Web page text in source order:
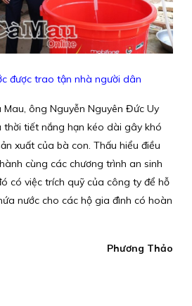
được trao tận nhà người dân
ông Nguyễn Nguyên Đức Uy
thời tiết nắng hạn kéo dài gây khó
xuất của bà con. Thấu hiểu điều
cùng các chương trình an sinh
có việc trích quỹ của công ty để hỗ
nước cho các hộ gia đình có hoàn
Phương Thảo